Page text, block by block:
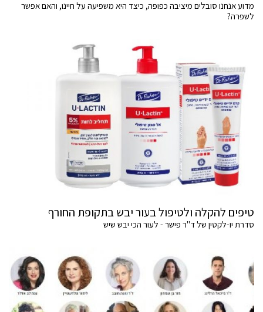
מדוע אנחנו סובלים מיציבה כפופה, כיצד היא משפיעה על חיינו, והאם אפשר
לשפרה?
טיפים להקלה ולטיפול בעור יבש בתקופת החורף
סדרת יו-לקטין של ד"ר פישר - לעור הכי יבש שיש